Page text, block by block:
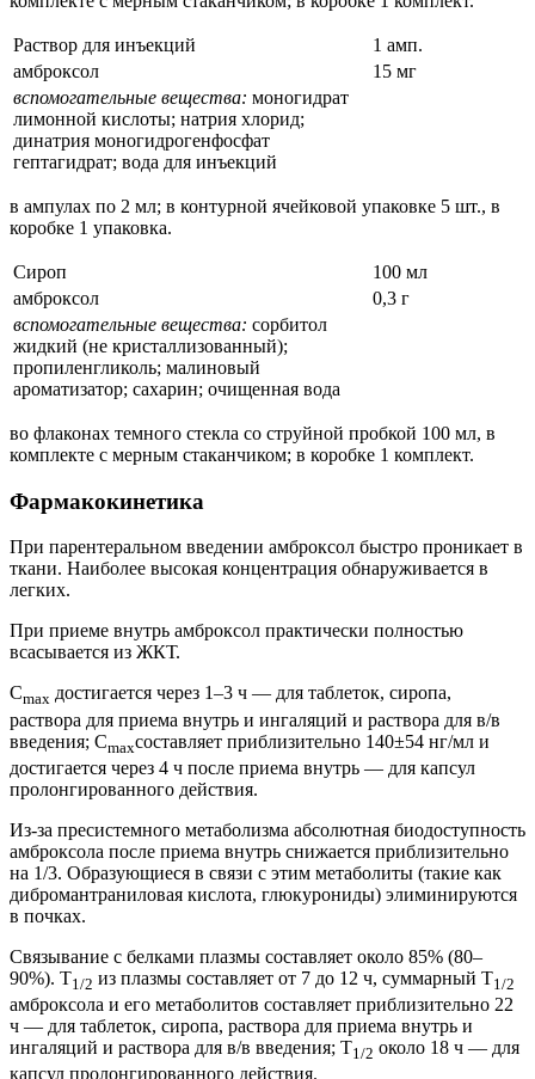
Раствор для инъекций
1 амп.
амброксол
15 мг
вспомогательные вещества: моногидрат
лимонной кислоты; натрия хлорид;
динатрия моногидрогенфосфат
гептагидрат; вода для инъекций
в ампулах по 2 мл; в контурной ячейковой упаковке 5 шт., в
коробке 1 упаковка.
Сироп
100 мл
амброксол
0,3 г
вспомогательные вещества: сорбитол
жидкий (не кристаллизованный);
пропиленгликоль; малиновый
ароматизатор; сахарин; очищенная вода
во флаконах темного стекла со струйной пробкой 100 мл, в
комплекте с мерным стаканчиком; в коробке 1 комплект.
Фармакокинетика
При парентеральном введении амброксол быстро проникает в
ткани. Наиболее высокая концентрация обнаруживается в
легких.
При приеме внутрь амброксол практически полностью
всасывается из ЖКТ.
Cmax достигается через 1–3 ч — для таблеток, сиропа,
раствора для приема внутрь и ингаляций и раствора для в/в
введения; Cmaxсоставляет приблизительно 140±54 нг/мл и
достигается через 4 ч после приема внутрь — для капсул
пролонгированного действия.
Из-за пресистемного метаболизма абсолютная биодоступность
амброксола после приема внутрь снижается приблизительно
на 1/3. Образующиеся в связи с этим метаболиты (такие как
дибромантраниловая кислота, глюкурониды) элиминируются
в почках.
Связывание с белками плазмы составляет около 85% (80–
90%). T1/2 из плазмы составляет от 7 до 12 ч, суммарный T1/2
амброксола и его метаболитов составляет приблизительно 22
ч — для таблеток, сиропа, раствора для приема внутрь и
ингаляций и раствора для в/в введения; T1/2 около 18 ч — для
капсул пролонгированного действия.